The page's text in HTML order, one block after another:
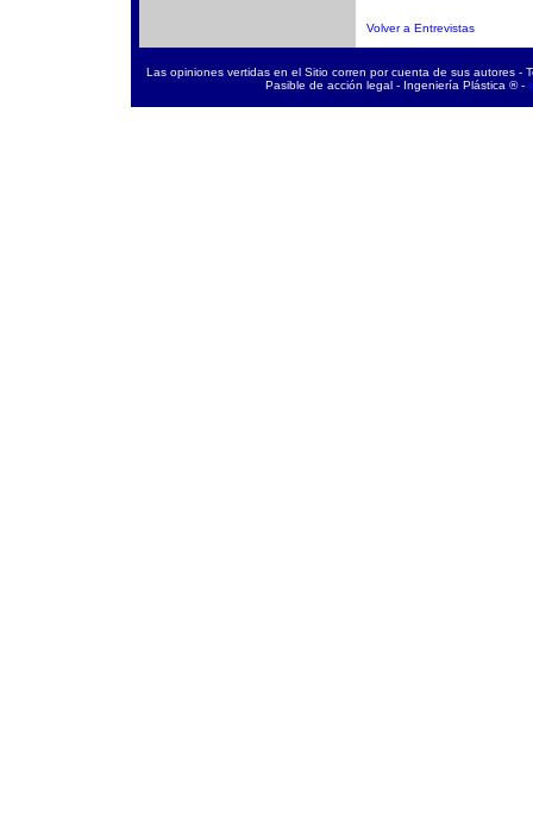
Volver a Entrevistas
Las opiniones vertidas en el Sitio corren por cuenta de sus autores -
Pasible de acción legal - Ingeniería Plástica ® -